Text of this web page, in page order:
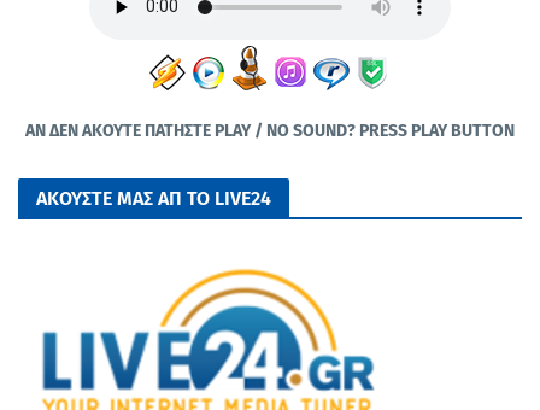
ΑΝ ΔΕΝ ΑΚΟΥΤΕ ΠΑΤΗΣΤΕ PLAY / NO SOUND? PRESS PLAY BUTTON
ΑΚΟΥΣΤΕ ΜΑΣ ΑΠ ΤΟ LIVE24